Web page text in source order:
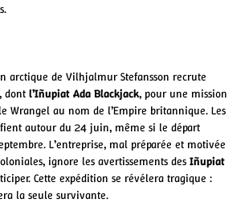
arctique de Vilhjalmur Stefansson recrute
dont l’Iñupiat Ada Blackjack, pour une mission
Wrangel au nom de l’Empire britannique. Les
autour du 24 juin, même si le départ
L’entreprise, mal préparée et motivée
ignore les avertissements des Iñupiat
Cette expédition se révélera tragique :
la seule survivante.